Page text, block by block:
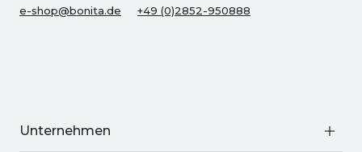
e-shop@bonita.de +49 (0)2852-950888
Unternehmen